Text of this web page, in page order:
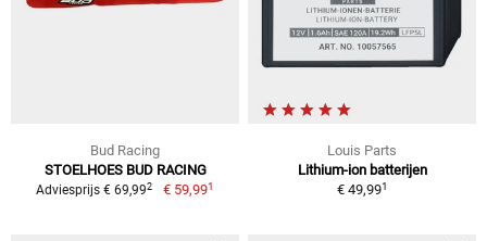
Bud Racing
STOELHOES BUD RACING
Adviesprijs € 69,992 € 59,991
Louis Parts
Lithium-ion batterijen
€ 49,991